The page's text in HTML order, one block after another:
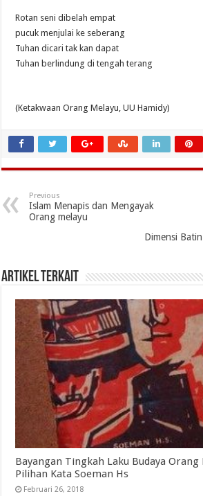
Rotan seni dibelah empat
pucuk menjulai ke seberang
Tuhan dicari tak kan dapat
Tuhan berlindung di tengah terang
(Ketakwaan Orang Melayu, UU Hamidy)
Previous
Islam Menapis dan Mengayak
Orang melayu
Dimensi
Artikel Terkait
Bayangan Tingkah Laku Budaya
Pilihan Kata Soeman Hs
Februari 26, 2018